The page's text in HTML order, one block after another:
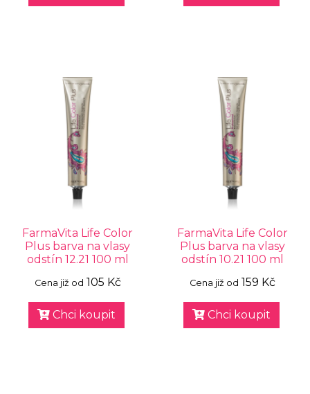
FarmaVita Life Color
Plus barva na vlasy
odstín 12.21 100 ml
Cena již od 105 Kč
Chci koupit
FarmaVita Life Color
Plus barva na vlasy
odstín 10.21 100 ml
Cena již od 159 Kč
Chci koupit